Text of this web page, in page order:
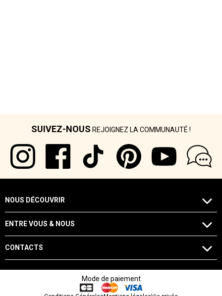
SUIVEZ-NOUS REJOIGNEZ LA COMMUNAUTÉ !
NOUS DÉCOUVRIR
ENTRE VOUS & NOUS
CONTACTS
Mode de paiement